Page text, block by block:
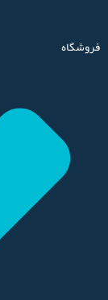
فروشگاه